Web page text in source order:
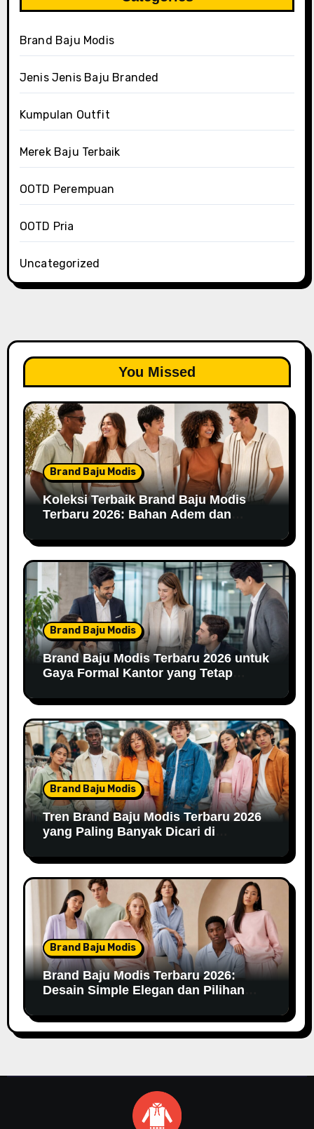
Brand Baju Modis
Jenis Jenis Baju Branded
Kumpulan Outfit
Merek Baju Terbaik
OOTD Perempuan
OOTD Pria
Uncategorized
You Missed
Brand Baju Modis
Koleksi Terbaik Brand Baju Modis
Terbaru 2026: Bahan Adem dan
Brand Baju Modis
Brand Baju Modis Terbaru 2026 untuk
Gaya Formal Kantor yang Tetap
Brand Baju Modis
Tren Brand Baju Modis Terbaru 2026
yang Paling Banyak Dicari di
Brand Baju Modis
Brand Baju Modis Terbaru 2026:
Desain Simple Elegan dan Pilihan